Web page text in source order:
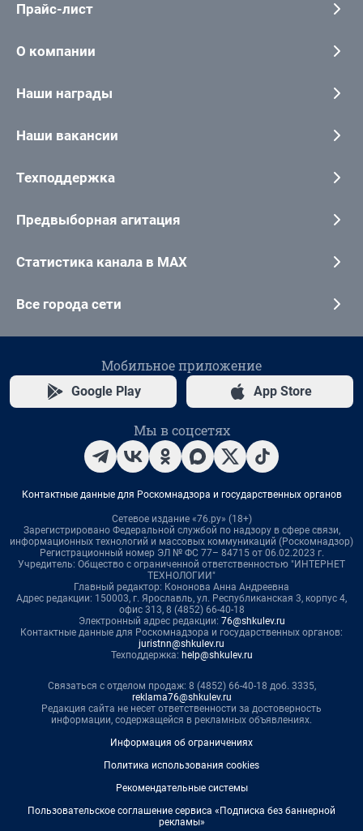
Прайс-лист
О компании
Наши награды
Наши вакансии
Техподдержка
Предвыборная агитация
Статистика канала в MAX
Все города сети
Мобильное приложение
Google Play App Store
Мы в соцсетях
Контактные данные для Роскомнадзора и государственных органов
Сетевое издание «76.ру» (18+)
Зарегистрировано Федеральной службой по надзору в сфере связи,
информационных технологий и массовых коммуникаций (Роскомнадзор)
Регистрационный номер ЭЛ № ФС 77– 84715 от 06.02.2023 г.
Учредитель: Общество с ограниченной ответственностью "ИНТЕРНЕТ
ТЕХНОЛОГИИ"
Главный редактор: Кононова Анна Андреевна
Адрес редакции: 150003, г. Ярославль, ул. Республиканская 3, корпус 4,
офис 313, 8 (4852) 66-40-18
Электронный адрес редакции: 76@shkulev.ru
Контактные данные для Роскомнадзора и государственных органов:
juristnn@shkulev.ru
Техподдержка: help@shkulev.ru
Связаться с отделом продаж: 8 (4852) 66-40-18 доб. 3335,
reklama76@shkulev.ru
Редакция сайта не несет ответственности за достоверность
информации, содержащейся в рекламных объявлениях.
Информация об ограничениях
Политика использования cookies
Рекомендательные системы
Пользовательское соглашение сервиса «Подписка без баннерной
рекламы»